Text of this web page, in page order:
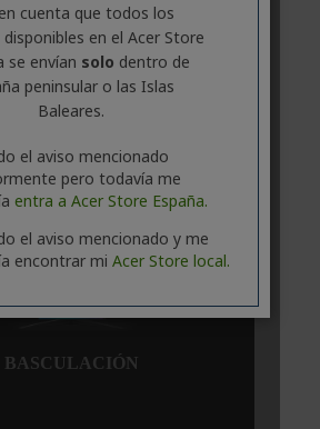
cuenta que todos los
en el Acer Store
se envían solo dentro de
peninsular o las Islas
Baleares.
el aviso mencionado
pero todavía me
entra a Acer Store España.
el aviso mencionado y me
encontrar mi Acer Store local.